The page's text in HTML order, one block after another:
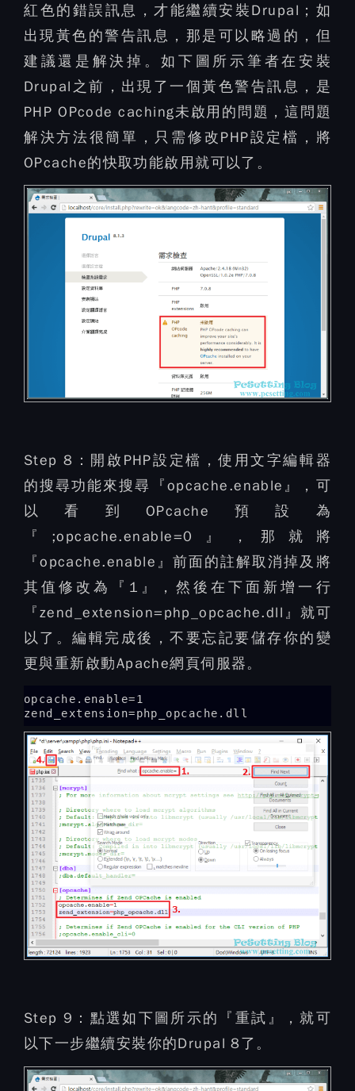
紅色的錯誤訊息，才能繼續安裝Drupal；如
出現黃色的警告訊息，那是可以略過的，但
建議還是解決掉。如下圖所示筆者在安裝
Drupal之前，出現了一個黃色警告訊息，是
PHP OPcode caching未啟用的問題，這問題
解決方法很簡單，只需修改PHP設定檔，將
OPcache的快取功能啟用就可以了。
Step 8： 開啟PHP設定檔，使用文字編輯器
的搜尋功能來搜尋『opcache.enable』，可
以看到OPcache預設為
『;opcache.enable=0』，那就將
『opcache.enable』前面的註解取消掉及將
其值修改為『1』，然後在下面新增一行
『zend_extension=php_opcache.dll』就可
以了。編輯完成後，不要忘記要儲存你的變
更與重新啟動Apache網頁伺服器。
opcache.enable=1
zend_extension=php_opcache.dll
Step 9： 點選如下圖所示的『重試』，就可
以下一步繼續安裝你的Drupal 8了。